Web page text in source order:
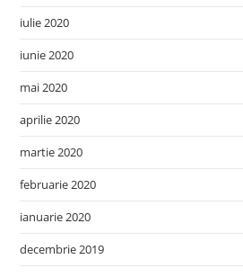
iulie 2020
iunie 2020
mai 2020
aprilie 2020
martie 2020
februarie 2020
ianuarie 2020
decembrie 2019